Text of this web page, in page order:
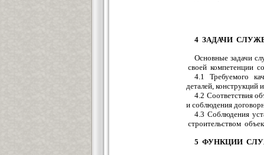
4 ЗАДАЧИ
Основные задачи
своей компетенции
4.1 Требуемого
деталей,
4.2 Соответствия
и соблюдения
4.3 Соблюдения
строительством
5 ФУНКЦИИ